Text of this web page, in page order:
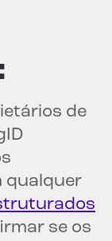
de
qualquer
se os